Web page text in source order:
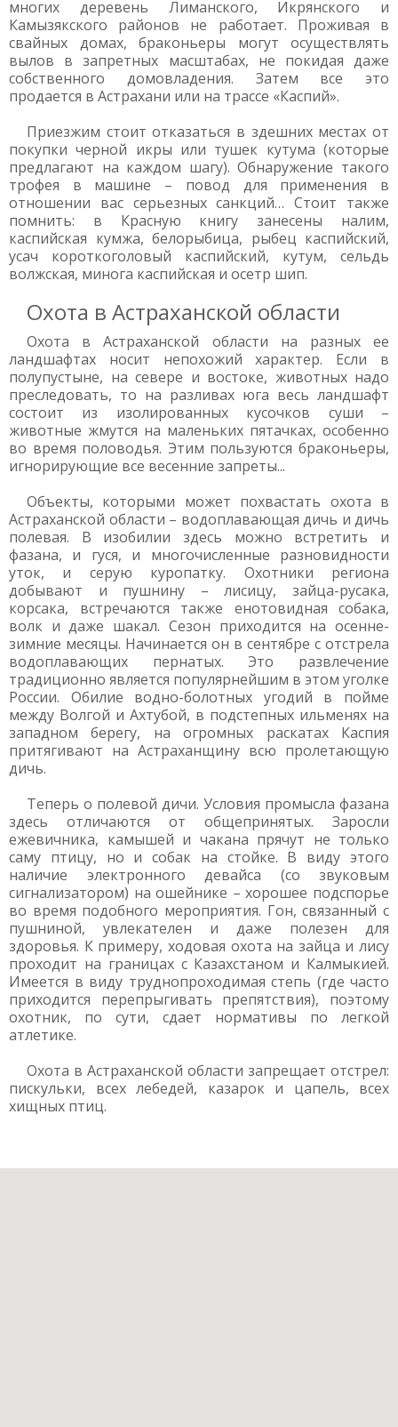
многих деревень Лиманского, Икрянского и
Камызякского районов не работает. Проживая в
свайных домах, браконьеры могут осуществлять
вылов в запретных масштабах, не покидая даже
собственного домовладения. Затем все это
продается в Астрахани или на трассе «Каспий».
Приезжим стоит отказаться в здешних местах от
покупки черной икры или тушек кутума (которые
предлагают на каждом шагу). Обнаружение такого
трофея в машине – повод для применения в
отношении вас серьезных санкций… Стоит также
помнить: в Красную книгу занесены налим,
каспийская кумжа, белорыбица, рыбец каспийский,
усач короткоголовый каспийский, кутум, сельдь
волжская, минога каспийская и осетр шип.
Охота в Астраханской области
Охота в Астраханской области на разных ее
ландшафтах носит непохожий характер. Если в
полупустыне, на севере и востоке, животных надо
преследовать, то на разливах юга весь ландшафт
состоит из изолированных кусочков суши –
животные жмутся на маленьких пятачках, особенно
во время половодья. Этим пользуются браконьеры,
игнорирующие все весенние запреты...
Объекты, которыми может похвастать охота в
Астраханской области – водоплавающая дичь и дичь
полевая. В изобилии здесь можно встретить и
фазана, и гуся, и многочисленные разновидности
уток, и серую куропатку. Охотники региона
добывают и пушнину – лисицу, зайца-русака,
корсака, встречаются также енотовидная собака,
волк и даже шакал. Сезон приходится на осенне-
зимние месяцы. Начинается он в сентябре с отстрела
водоплавающих пернатых. Это развлечение
традиционно является популярнейшим в этом уголке
России. Обилие водно-болотных угодий в пойме
между Волгой и Ахтубой, в подстепных ильменях на
западном берегу, на огромных раскатах Каспия
притягивают на Астраханщину всю пролетающую
дичь.
Теперь о полевой дичи. Условия промысла фазана
здесь отличаются от общепринятых. Заросли
ежевичника, камышей и чакана прячут не только
саму птицу, но и собак на стойке. В виду этого
наличие электронного девайса (со звуковым
сигнализатором) на ошейнике – хорошее подспорье
во время подобного мероприятия. Гон, связанный с
пушниной, увлекателен и даже полезен для
здоровья. К примеру, ходовая охота на зайца и лису
проходит на границах с Казахстаном и Калмыкией.
Имеется в виду труднопроходимая степь (где часто
приходится перепрыгивать препятствия), поэтому
охотник, по сути, сдает нормативы по легкой
атлетике.
Охота в Астраханской области запрещает отстрел:
пискульки, всех лебедей, казарок и цапель, всех
хищных птиц.